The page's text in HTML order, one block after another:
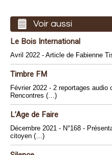
Voir aussi
Le Bois International
Avril 2022 - Article de Fabienne
Timbre FM
Février 2022 - 2 reportages
Rencontres (…)
L’Age de Faire
Décembre 2021 - N°168 -
citoyen (…)